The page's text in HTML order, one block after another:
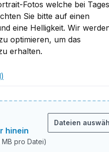
Fotos welche bei
Sie bitte auf einen
eine Helligkeit. Wir
optimieren, um das
erhalten.
hinein
MB pro Datei)
Dateien